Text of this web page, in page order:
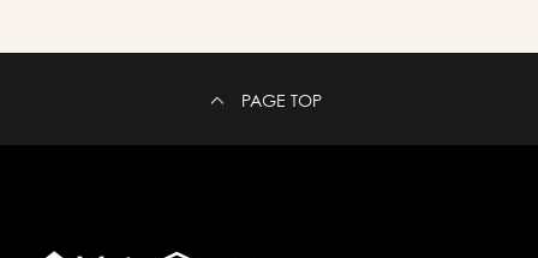
PAGE TOP